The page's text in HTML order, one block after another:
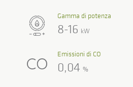
Gamma di potenza
8-16 kW
Emissioni di CO
0,04 %